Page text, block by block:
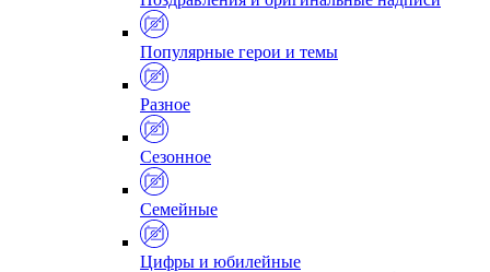
Популярные герои и темы
Разное
Сезонное
Семейные
Цифры и юбилейные